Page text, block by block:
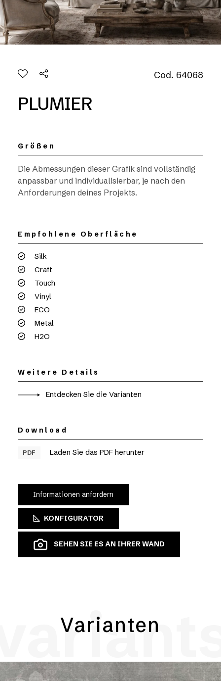
Cod. 64068
PLUMIER
Größen
Die Abmessungen dieser Grafik sind vollständig
anpassbar und individualisierbar, je nach den
Anforderungen deines Projekts.
Empfohlene Oberfläche
Silk
Craft
Touch
Vinyl
ECO
Metal
H2O
Weitere Details
Entdecken Sie die Varianten
Download
PDF Laden Sie das PDF herunter
Informationen anfordern
KONFIGURATOR
SEHEN SIE ES AN IHRER WAND
Varianten